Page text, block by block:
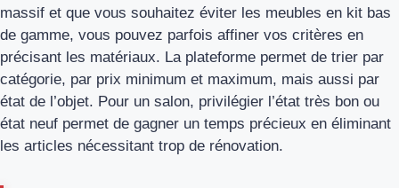
massif et que vous souhaitez éviter les meubles en kit bas
de gamme, vous pouvez parfois affiner vos critères en
précisant les matériaux. La plateforme permet de trier par
catégorie, par prix minimum et maximum, mais aussi par
état de l’objet. Pour un salon, privilégier l’état très bon ou
état neuf permet de gagner un temps précieux en éliminant
les articles nécessitant trop de rénovation.